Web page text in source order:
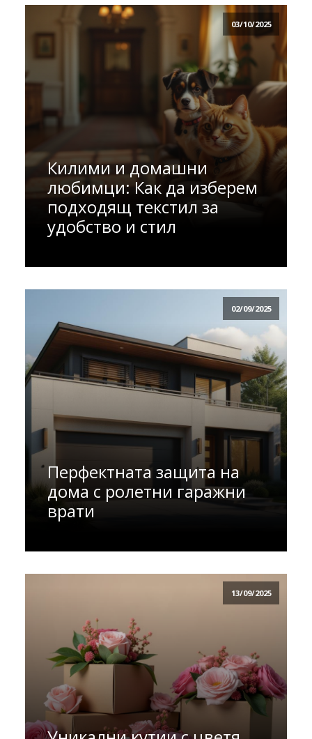
03/10/2025
Килими и домашни
любимци: Как да изберем
подходящ текстил за
удобство и стил
02/09/2025
Перфектната защита на
дома с ролетни гаражни
врати
13/09/2025